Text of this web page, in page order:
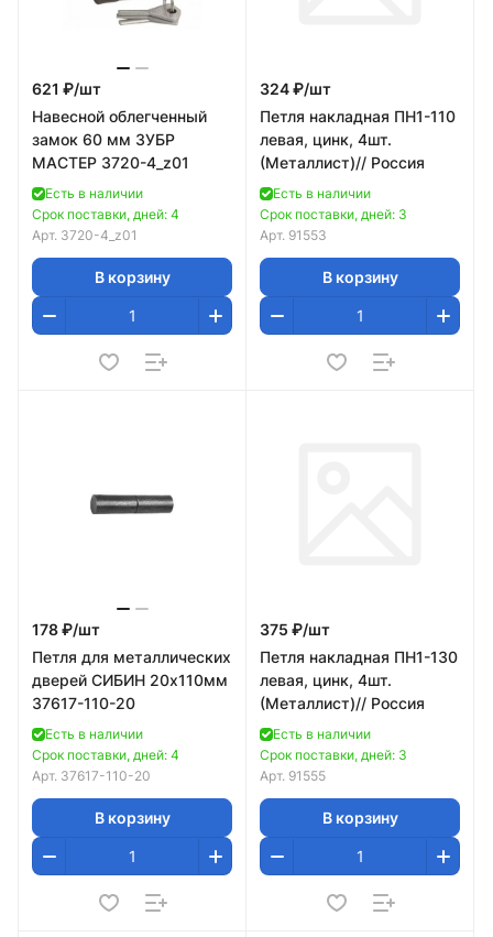
621 ₽/шт
Навесной облегченный
замок 60 мм ЗУБР
МАСТЕР 3720-4_z01
Есть в наличии
Срок поставки, дней: 4
Арт. 3720-4_z01
В корзину
324 ₽/шт
Петля накладная ПН1-110
левая, цинк, 4шт.
(Металлист)// Россия
Есть в наличии
Срок поставки, дней: 3
Арт. 91553
В корзину
178 ₽/шт
Петля для металлических
дверей СИБИН 20х110мм
37617-110-20
Есть в наличии
Срок поставки, дней: 4
Арт. 37617-110-20
В корзину
375 ₽/шт
Петля накладная ПН1-130
левая, цинк, 4шт.
(Металлист)// Россия
Есть в наличии
Срок поставки, дней: 3
Арт. 91555
В корзину